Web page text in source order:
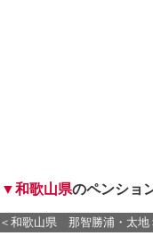
▼和歌山県のペンショ
＜和歌山県 那智勝浦・太